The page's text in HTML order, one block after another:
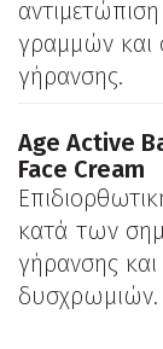
γραμμών και
γήρανσης.
Age Active
Face Cream
κατά των
γήρανσης
δυσχρωμιών.